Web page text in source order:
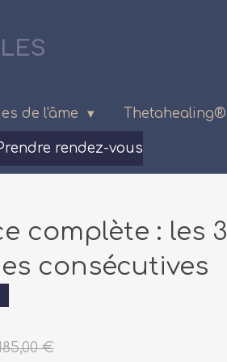
de l'âme Thetahealing®
rendez-vous
complète : les 3
consécutives
€